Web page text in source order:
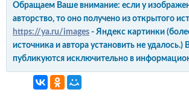
Обращаем Ваше внимание: если у
авторство, то оно получено из открытого
https://ya.ru/images - Яндекс картинки
источника и автора установить не удалось.)
публикуются исключительно в